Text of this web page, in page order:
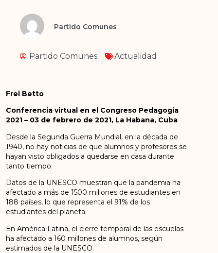
Partido Comunes
Partido Comunes Actualidad
Frei Betto
Conferencia virtual en el Congreso Pedagogia
2021 – 03 de febrero de 2021, La Habana, Cuba
Desde la Segunda Guerra Mundial, en la década de
1940, no hay noticias de que alumnos y profesores se
hayan visto obligados a quedarse en casa durante
tanto tiempo.
Datos de la UNESCO muestran que la pandemia ha
afectado a más de 1500 millones de estudiantes en
188 países, lo que representa el 91% de los
estudiantes del planeta.
En América Latina, el cierre temporal de las escuelas
ha afectado a 160 millones de alumnos, según
estimados de la UNESCO.